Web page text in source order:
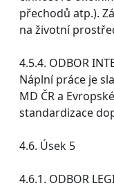
přechodů atp.).
na životní
4.5.4. ODBOR
Náplní práce je
MD ČR a
standardizace
4.6. Úsek 5
4.6.1. ODBOR